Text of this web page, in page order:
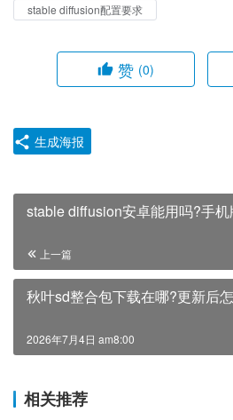
stable diffusion配置要求
赞 (0)
生成海报
stable diffusion安卓能用吗?手
上一篇
秋叶sd整合包下载在哪?更新后
2026年7月4日 am8:00
相关推荐